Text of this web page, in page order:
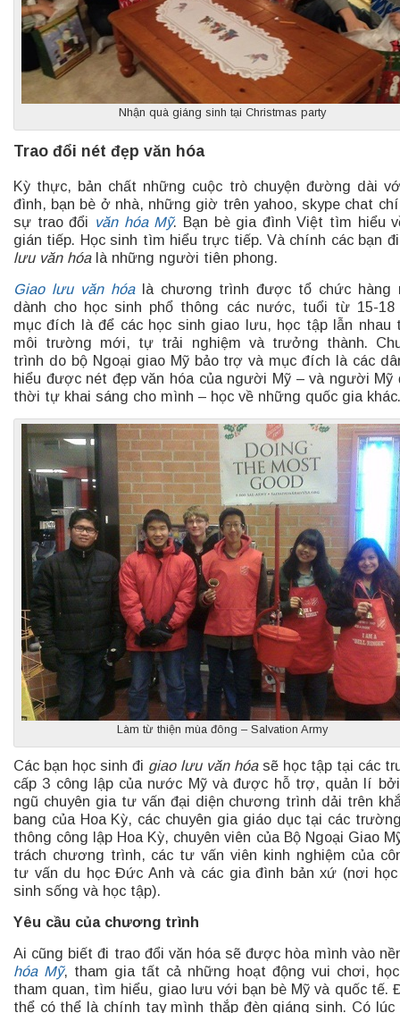
Nhận quà giáng sinh tại Christmas party
Trao đổi nét đẹp văn hóa
Kỳ thực, bản chất những cuộc trò chuyện đường dài
đình, bạn bè ở nhà, những giờ trên yahoo, skype chat
sự trao đổi văn hóa Mỹ. Bạn bè gia đình Việt tìm hiểu
gián tiếp. Học sinh tìm hiểu trực tiếp. Và chính các bạn
lưu văn hóalà những người tiên phong.
Giao lưu văn hóalà chương trình được tổ chức hàng
dành cho học sinh phổ thông các nước, tuổi từ 15-18
mục đích là để các học sinh giao lưu, học tập lẫn nhau
môi trường mới, tự trải nghiệm và trưởng thành.
trình do bộ Ngoại giao Mỹ bảo trợ và mục đích là các
hiểu được nét đẹp văn hóa của người Mỹ – và người Mỹ
thời tự khai sáng cho mình – học về những quốc gia khác.
Làm từ thiện mùa đông – Salvation Army
Các bạn học sinh đi giao lưu văn hóasẽ học tập tại các
cấp 3 công lập của nước Mỹ và được hỗ trợ, quản lí
ngũ chuyên gia tư vấn đại diện chương trình dải trên
bang của Hoa Kỳ, các chuyên gia giáo dục tại các
thông công lập Hoa Kỳ, chuyên viên của Bộ Ngoại Giao
trách chương trình, các tư vấn viên kinh nghiệm của
tư vấn du học Đức Anh và các gia đình bản xứ (nơi
sinh sống và học tập).
Yêu cầu của chương trình
Ai cũng biết đi trao đổi văn hóa sẽ được hòa mình vào
hóa Mỹ, tham gia tất cả những hoạt động vui chơi,
tham quan, tìm hiểu, giao lưu với bạn bè Mỹ và quốc tế.
thể có thể là chính tay mình thắp đèn giáng sinh. Có